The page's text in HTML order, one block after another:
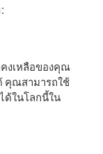
คงเหลือของคุณ
คุณสามารถใช้
ด้ในโลกนี้ใน